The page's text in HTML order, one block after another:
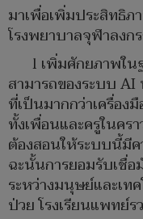
มาเพื่อเพิ่มประสิทธิภ
โรงพยาบาลจุฬาลงก
l เพิ่มศักยภาพใน
สามารถของระบบ
ที่เป็นมากกว่าเครื่อง
ทั้งเพื่อนและครูในคร
ต้องสอนให้ระบบนี้มี
ฉะนั้นการยอมรับเชื่
ระหว่างมนุษย์และเท
ป่วย โรงเรียนแพทย์